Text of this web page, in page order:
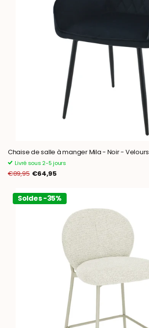
Chaise de salle à manger Mila - Noir - Velours
Livré sous 2-5 jours
€89,95 €64,95
Soldes -35%